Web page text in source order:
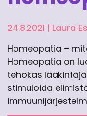
24.8.2021 | Laura
Homeopatia –
Homeopatia on
tehokas
stimuloida